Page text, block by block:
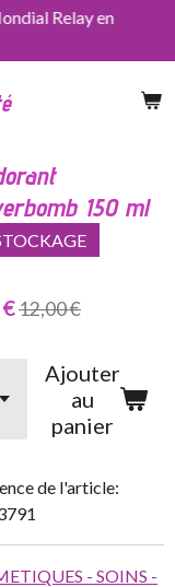
Relay en
150 ml
12,00 €
Ajouter
au
panier
de l'article:
- SOINS -